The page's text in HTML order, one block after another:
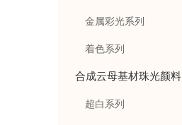
金属彩光系列
着色系列
合成云母基材珠光颜料
超白系列